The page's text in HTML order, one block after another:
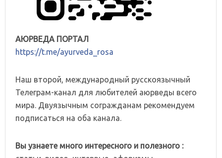
АЮРВЕДА ПОРТАЛ
https://t.me/ayurveda_rosa
Наш второй, международный русскоязычный
Телеграм-канал для любителей аюрведы всего
мира. Двуязычным согражданам рекомендуем
подписаться на оба канала.
Вы узнаете много интересного и полезного :